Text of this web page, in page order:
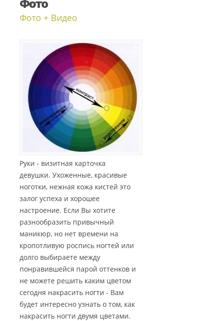
Фото + Видео
Руки - визитная карточка
девушки. Ухоженные, красивые
ноготки, нежная кожа кистей это
залог успеха и хорошее
настроение. Если Вы хотите
разнообразить привычный
маникюр, но нет времени на
кропотливую роспись ногтей или
долго выбираете между
понравившейся парой оттенков и
не можете решить каким цветом
сегодня накрасить ногти - Вам
будет интересно узнать о том, как
накрасить ногти двумя цветами.